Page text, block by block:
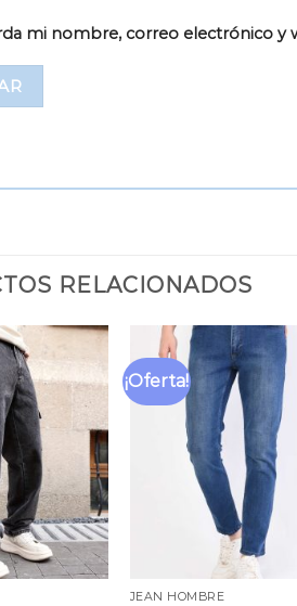
mi nombre, correo electrónico y
RELACIONADOS
Añadir
de
deseos
¡Oferta!
JEAN HOMBRE